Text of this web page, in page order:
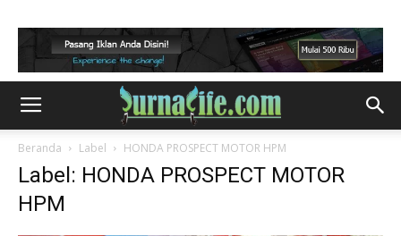
Beranda Label HONDA PROSPECT MOTOR HPM
Label: HONDA PROSPECT MOTOR
HPM